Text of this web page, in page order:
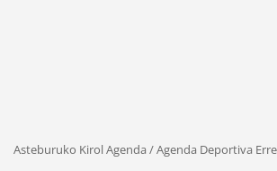
Asteburuko Kirol Agenda / Agenda Deportiva